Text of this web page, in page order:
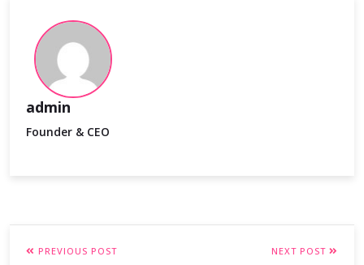
admin
Founder & CEO
PREVIOUS POST NEXT POST